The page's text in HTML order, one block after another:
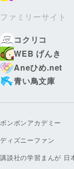
ファミリーサイト
コクリコ
WEB げんき
Aneひめ.net
青い鳥文庫
ボンボンアカデミー
ディズニーファン
講談社の学習まんが 日